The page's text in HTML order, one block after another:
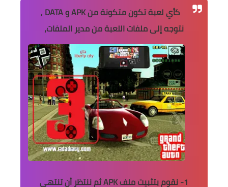
كأي لعبة تكون متكونة من APK و DATA ,
نتوجه إلى ملفات اللعبة من مدير الملفات،
1- نقوم بتثبيت ملف APK ثم ننتظر أن تنتهي